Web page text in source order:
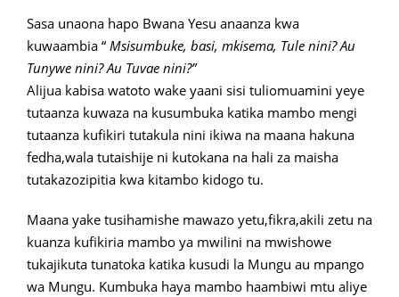
Sasa unaona hapo Bwana Yesu anaanza kwa
kuwaambia “ Msisumbuke, basi, mkisema, Tule nini? Au
Tunywe nini? Au Tuvae nini?”
Alijua kabisa watoto wake yaani sisi tuliomuamini yeye
tutaanza kuwaza na kusumbuka katika mambo mengi
tutaanza kufikiri tutakula nini ikiwa na maana hakuna
fedha,wala tutaishije ni kutokana na hali za maisha
tutakazozipitia kwa kitambo kidogo tu.
Maana yake tusihamishe mawazo yetu,fikra,akili zetu na
kuanza kufikiria mambo ya mwilini na mwishowe
tukajikuta tunatoka katika kusudi la Mungu au mpango
wa Mungu. Kumbuka haya mambo haambiwi mtu aliye